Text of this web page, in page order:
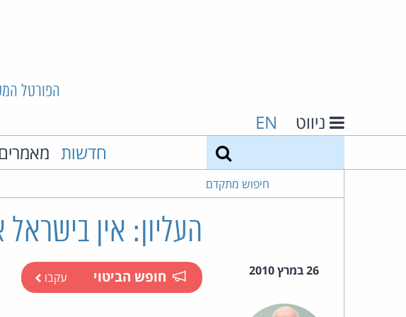
הפורטל
ניווט EN
חדשות
חיפוש מתקדם
העליון: אין
26 במרץ 2010 חופש הביטוי עקבו